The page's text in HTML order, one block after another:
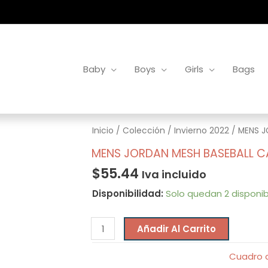
Baby Boys Girls Bags
Inicio / Colección / Invierno 2022/ MENS
MENS JORDAN MESH BASEBALL
$55.44 Iva incluido
Disponibilidad: Solo quedan 2
MENS
JORDAN
BASEBALL
CAP
cantidad
Añadir Al Carrito
Cuadro